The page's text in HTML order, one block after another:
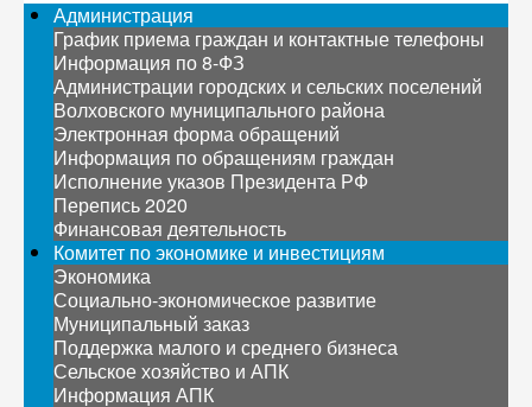
Администрация
График приема граждан и контактные телефоны
Информация по 8-ФЗ
Администрации городских и сельских поселений
Волховского муниципального района
Электронная форма обращений
Информация по обращениям граждан
Исполнение указов Президента РФ
Перепись 2020
Финансовая деятельность
Комитет по экономике и инвестициям
Экономика
Социально-экономическое развитие
Муниципальный заказ
Поддержка малого и среднего бизнеса
Сельское хозяйство и АПК
Информация АПК